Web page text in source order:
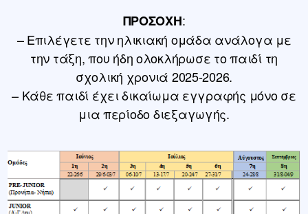
ΠΡΟΣΟΧΗ:
– Επιλέγετε την ηλικιακή ομάδα ανάλογα με
την τάξη, που ήδη ολοκλήρωσε το παιδί τη
σχολική χρονιά 2025-2026.
– Κάθε παιδί έχει δικαίωμα εγγραφής μόνο σε
μια περίοδο διεξαγωγής.